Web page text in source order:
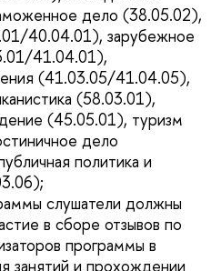
дело (38.05.02),
40.04.01), зарубежное
41.04.01),
(41.03.05/41.04.05),
(58.03.01),
(45.05.01), туризм
дело
политика и
слушатели должны
в сборе отзывов по
программы в
занятий и прохождении